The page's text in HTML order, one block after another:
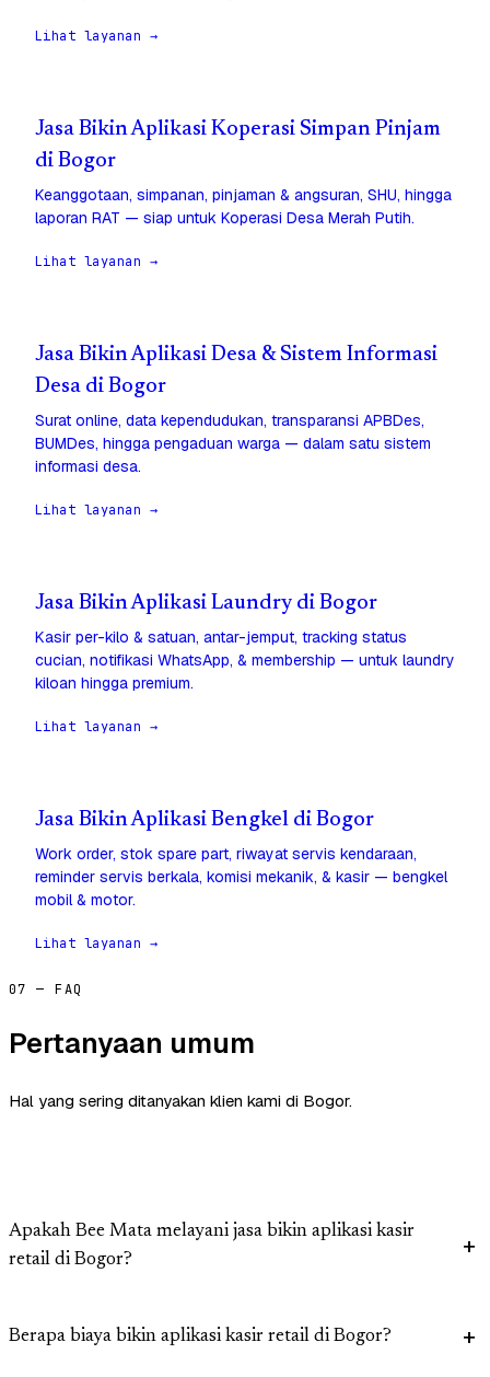
Lihat layanan →
Jasa Bikin Aplikasi Koperasi Simpan Pinjam
di Bogor
Keanggotaan, simpanan, pinjaman & angsuran, SHU, hingga
laporan RAT — siap untuk Koperasi Desa Merah Putih.
Lihat layanan →
Jasa Bikin Aplikasi Desa & Sistem Informasi
Desa di Bogor
Surat online, data kependudukan, transparansi APBDes,
BUMDes, hingga pengaduan warga — dalam satu sistem
informasi desa.
Lihat layanan →
Jasa Bikin Aplikasi Laundry di Bogor
Kasir per-kilo & satuan, antar-jemput, tracking status
cucian, notifikasi WhatsApp, & membership — untuk laundry
kiloan hingga premium.
Lihat layanan →
Jasa Bikin Aplikasi Bengkel di Bogor
Work order, stok spare part, riwayat servis kendaraan,
reminder servis berkala, komisi mekanik, & kasir — bengkel
mobil & motor.
Lihat layanan →
07 — FAQ
Pertanyaan umum
Hal yang sering ditanyakan klien kami di Bogor.
Apakah Bee Mata melayani jasa bikin aplikasi kasir
retail di Bogor?
Berapa biaya bikin aplikasi kasir retail di Bogor?